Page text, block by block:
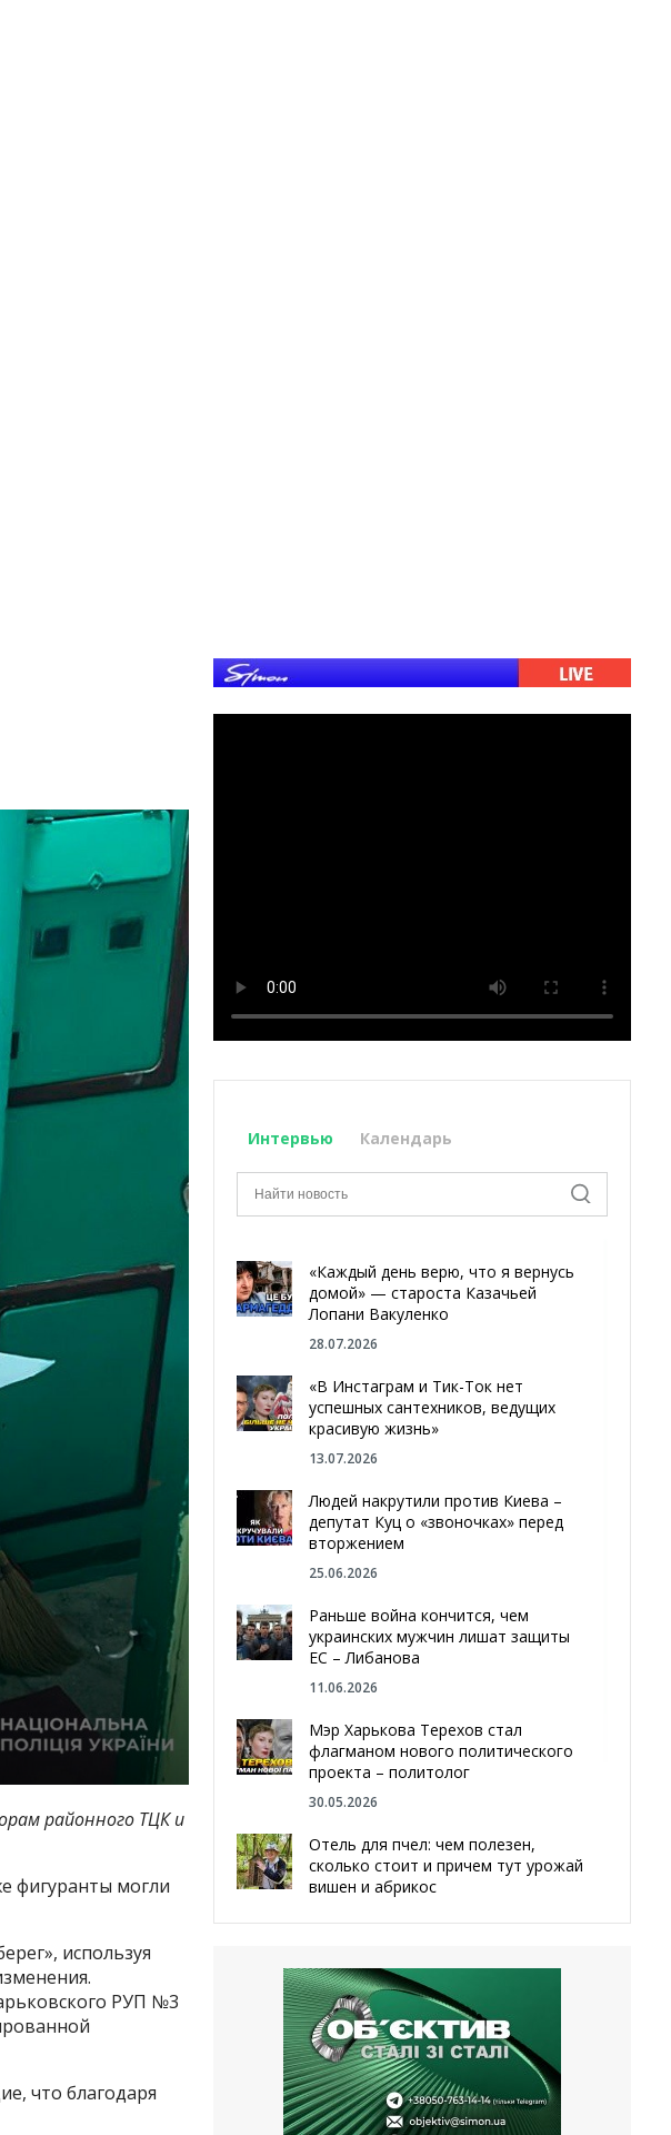
районного ТЦК и
фигуранты могли
используя
РУП №3
что благодаря
Интервью Календарь
«Каждый день верю, что я вернусь
домой» — староста Казачьей
Лопани Вакуленко
28.07.2026
«В Инстаграм и Тик-Ток нет
успешных сантехников, ведущих
красивую жизнь»
13.07.2026
Людей накрутили против Киева –
депутат Куц о «звоночках» перед
вторжением
25.06.2026
Раньше война кончится, чем
украинских мужчин лишат защиты
ЕС – Либанова
11.06.2026
Мэр Харькова Терехов стал
флагманом нового политического
проекта – политолог
30.05.2026
Отель для пчел: чем полезен,
сколько стоит и причем тут урожай
вишен и абрикос
Чугуева, города, который устоял,
несмотря ни на что
21.05.2026
«ТЦК нарушает закон? Пусть
платят!» Как благодаря штрафу
женщину сняли с учета